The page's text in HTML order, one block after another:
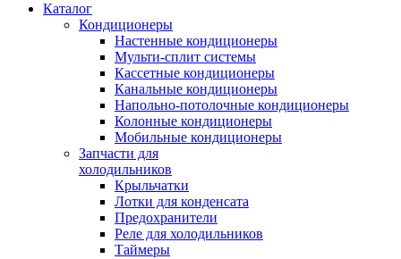
Каталог
Кондиционеры
Настенные кондиционеры
Мульти-сплит системы
Кассетные кондиционеры
Канальные кондиционеры
Напольно-потолочные кондиционеры
Колонные кондиционеры
Мобильные кондиционеры
Запчасти для
холодильников
Крыльчатки
Лотки для конденсата
Предохранители
Реле для холодильников
Таймеры